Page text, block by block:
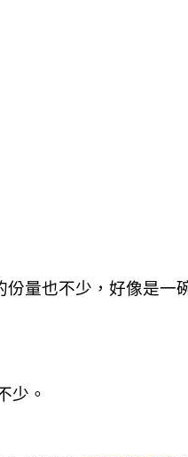
量也不少，好像是一
少。